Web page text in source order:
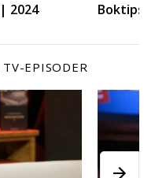
2024 Boktips’
EPISODER